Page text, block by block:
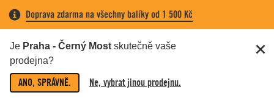
Doprava zdarma na všechny balíky od 1 500 Kč
Je Praha - Černý Most skutečně vaše
prodejna?
ANO, SPRÁVNĚ. Ne, vybrat jinou prodejnu.